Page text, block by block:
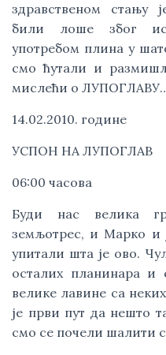
здравственом стању
били лоше због
употребом плина у
смо ћутали и
мислећи о
14.02.2010. године
УСПОН НА ЛУПОГЛАВ
06:00 часова
Буди нас велика
земљотрес, и Марко и
упитали шта је ово.
осталих планинара и
велике лавине са
је први пут да нешто
смо се почели шалити